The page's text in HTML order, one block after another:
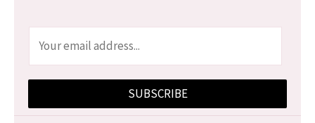
l
SUBSCRIBE